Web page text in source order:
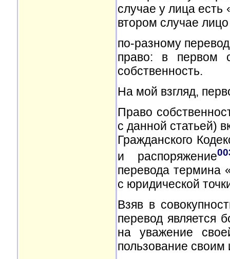
случае у лица есть
втором случае
по-разному
право: в первом
собственность.
На мой взгляд,
Право
с данной статьей)
Гражданского
и распоряжение
перевода термина
с юридической
Взяв в
перевод является
на уважение
пользование